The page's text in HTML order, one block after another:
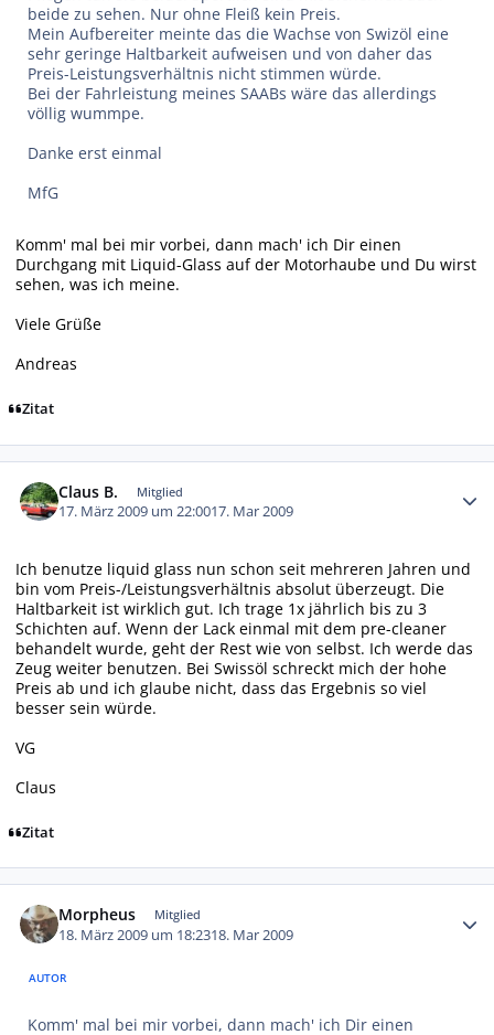
beide zu sehen. Nur ohne Fleiß kein Preis.
Mein Aufbereiter meinte das die Wachse von Swizöl eine
sehr geringe Haltbarkeit aufweisen und von daher das
Preis-Leistungsverhältnis nicht stimmen würde.
Bei der Fahrleistung meines SAABs wäre das allerdings
völlig wummpe.
Danke erst einmal
MfG
Komm' mal bei mir vorbei, dann mach' ich Dir einen
Durchgang mit Liquid-Glass auf der Motorhaube und Du wirst
sehen, was ich meine.
Viele Grüße
Andreas
Zitat
Claus B. Mitglied
17. März 2009 um 22:0017. Mar 2009
Ich benutze liquid glass nun schon seit mehreren Jahren und
bin vom Preis-/Leistungsverhältnis absolut überzeugt. Die
Haltbarkeit ist wirklich gut. Ich trage 1x jährlich bis zu 3
Schichten auf. Wenn der Lack einmal mit dem pre-cleaner
behandelt wurde, geht der Rest wie von selbst. Ich werde das
Zeug weiter benutzen. Bei Swissöl schreckt mich der hohe
Preis ab und ich glaube nicht, dass das Ergebnis so viel
besser sein würde.
VG
Claus
Zitat
Morpheus Mitglied
18. März 2009 um 18:2318. Mar 2009
AUTOR
Komm' mal bei mir vorbei, dann mach' ich Dir einen